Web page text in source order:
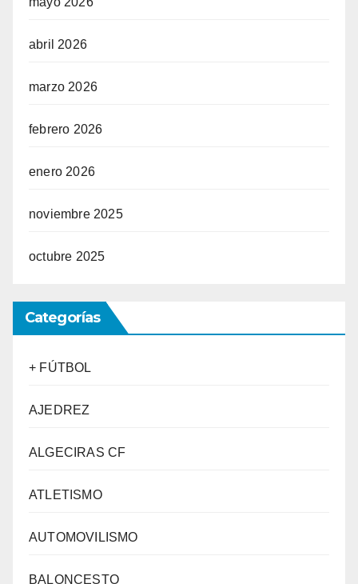
abril 2026
marzo 2026
febrero 2026
enero 2026
noviembre 2025
octubre 2025
Categorías
+ FÚTBOL
AJEDREZ
ALGECIRAS CF
ATLETISMO
AUTOMOVILISMO
BALONCESTO